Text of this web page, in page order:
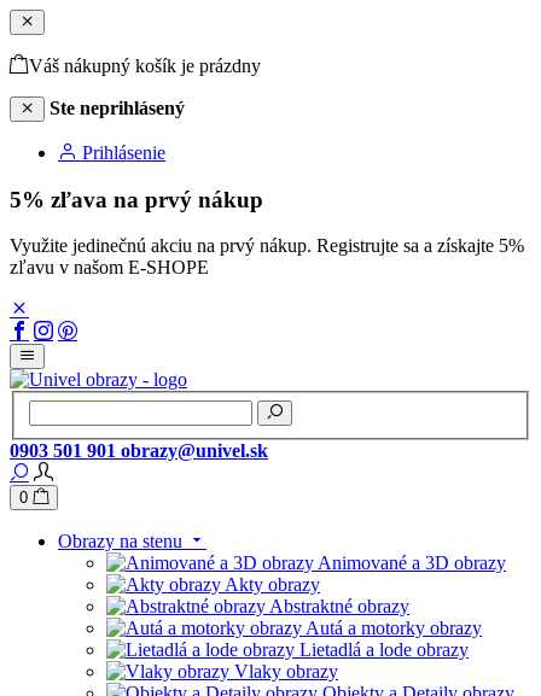
Váš nákupný košík je prázdny
Ste neprihlásený
Prihlásenie
5% zľava na prvý nákup
Využite jedinečnú akciu na prvý nákup. Registrujte sa a získajte 5%
zľavu v našom E-SHOPE
0903 501 901 obrazy@univel.sk
0
Obrazy na stenu
Animované a 3D obrazy
Akty obrazy
Abstraktné obrazy
Autá a motorky obrazy
Lietadlá a lode obrazy
Vlaky obrazy